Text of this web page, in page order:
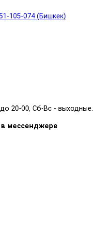
105-074 (Бишкек)
20-00, Сб-Вс - выходные.
мессенджере